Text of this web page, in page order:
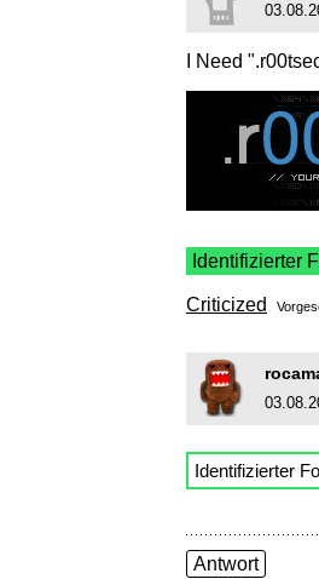
I Need
Identifizierter
Criticized
Identifizierter
Antwort